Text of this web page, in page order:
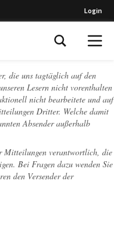
Login
die uns tagtäglich auf den
Lesern nicht vorenthalten
nicht bearbeitete und auf
Dritter. Welche damit
Absender außerhalb
Mitteilungen verantwortlich, die
Bei Fragen dazu wenden Sie
den Versender der